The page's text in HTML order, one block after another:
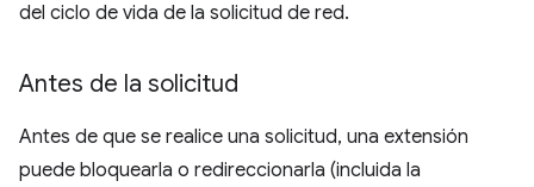
del ciclo de vida de la solicitud de red.
Antes de la solicitud
Antes de que se realice una solicitud, una extensión
puede bloquearla o redireccionarla (incluida la